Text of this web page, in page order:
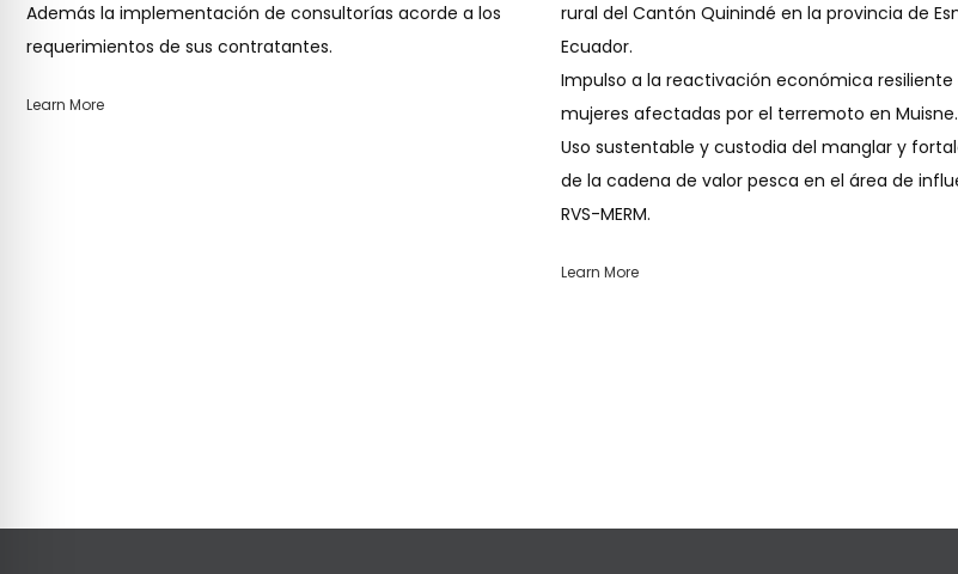
Además la implementación de consultorías acorde a los
requerimientos de sus contratantes.
Learn More
rural del Cantón Quinindé en la provincia de
Ecuador.
Impulso a la reactivación económica resiliente
mujeres afectadas por el terremoto en Muisne.
Uso sustentable y custodia del manglar y
de la cadena de valor pesca en el área de
RVS-MERM.
Learn More